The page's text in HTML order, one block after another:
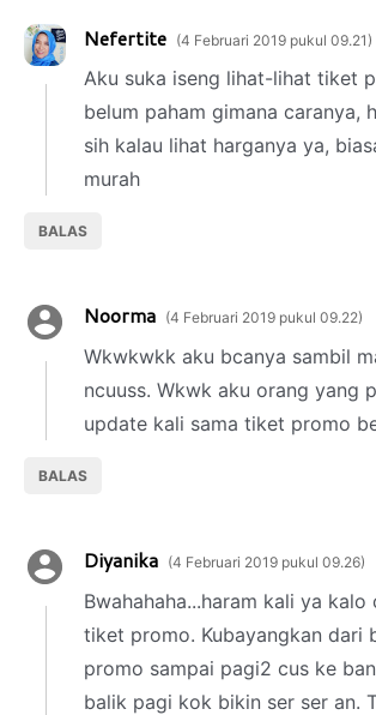
Nefertite 4 Februari 2019 pukul 09.21
Aku suka iseng lihat-lihat tiket
belum paham gimana caranya,
sih kalau lihat harganya ya,
murah
BALAS
Noorma 4 Februari 2019 pukul 09.22
Wkwkwkk aku bcanya sambil
ncuuss. Wkwk aku orang yang
update kali sama tiket promo
BALAS
Diyanika 4 Februari 2019 pukul 09.26
Bwahahaha...haram kali ya
tiket promo. Kubayangkan dari
promo sampai pagi2 cus ke
balik pagi kok bikin ser ser an.